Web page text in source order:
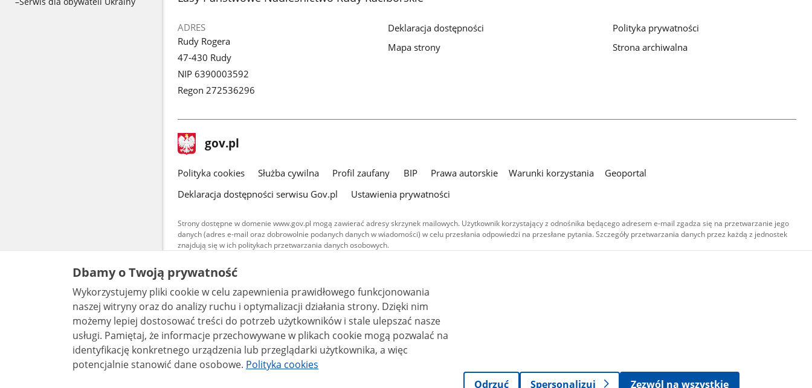
ADRES
Rudy Rogera
47-430 Rudy
NIP 6390003592
Regon 272536296
Deklaracja dostępności
Mapa strony
Polityka prywatności
Strona archiwalna
stopka
gov.pl Strona
gov.pl
gov.pl
Polityka cookies Służba cywilna Profil zaufany BIP Prawa autorskie Warunki korzystania
Geoportal
Deklaracja dostępności serwisu Gov.pl
Ustawienia prywatności
Strony dostępne w domenie www.gov.pl mogą zawierać adresy skrzynek mailowych. Użytkownik korzystający z odnośnika będącego adresem e-mail zgadza się na przetwarzanie jego
danych (adres e-mail oraz dobrowolnie podanych danych w wiadomości) w celu przesłania odpowiedzi na przesłane pytania. Szczegóły przetwarzania danych przez każdą z jednostek
znajdują się w ich politykach przetwarzania danych osobowych.
Treści tekstowe publikowane w serwisie (z wyłączeniem treści audiowizualnych), są
udostępniane na licencji typu Creative Commons: uznanie autorstwa - na tych samych
warunkach 4.0 (CC BY-SA 4.0). Materiały audiowizualne, w tym zdjęcia, materiały audio i wideo,
są udostępniane na licencji typu Creative Commons: uznanie autorstwa użycie niekomercyjne -
bez utworów zależnych 4.0 (CC BY-NC-ND 4.0), o ile nie jest to stwierdzone inaczej.
Dbamy o Twoją prywatność
Wykorzystujemy pliki cookie w celu zapewnienia prawidłowego funkcjonowania
naszej witryny oraz do analizy ruchu i optymalizacji działania strony. Dzięki nim
możemy lepiej dostosować treści do potrzeb użytkowników i stale ulepszać nasze
usługi. Pamiętaj, że informacje przechowywane w plikach cookie mogą pozwalać na
identyfikację konkretnego urządzenia lub przeglądarki użytkownika, a więc
potencjalnie stanowić dane osobowe. Polityka cookies
Odrzuć
Spersonalizuj Zezwól na wszystkie